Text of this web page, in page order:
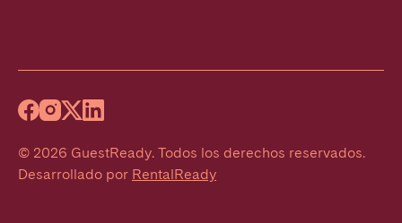
© 2026 GuestReady. Todos los derechos reservados.
Desarrollado por RentalReady